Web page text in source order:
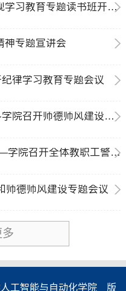
学院开展树立和践行正确政绩观学习教育专题读书班开班仪式
神专题宣讲会
律学习教育专题会议
恪守育人初心，正心立德于行--学院召开师德师风建设专题会议
筑牢思想防线 严守纪律红线——学院召开全体教职工警示教育大会
师德师风建设专题会议
工智能与自动化学院 版